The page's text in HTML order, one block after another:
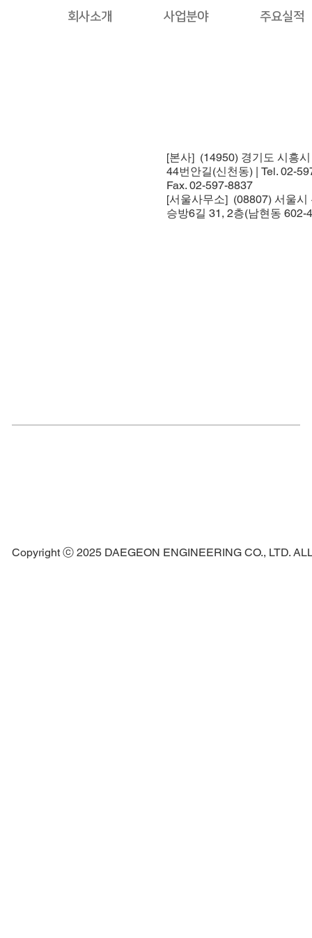
회사소개 사업분야 주요실적
[본사] (14950) 경기도 시흥
44번안길(신천동) | Tel. 02-
Fax. 02-597-8837
[서울사무소] (08807) 서울시
승방6길 31, 2층(남현동 602-
Copyright ⓒ 2025 DAEGEON ENGINEERING CO., LTD.